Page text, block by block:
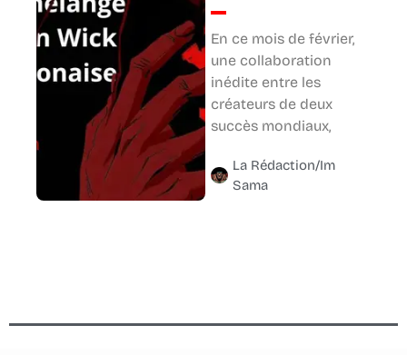
En ce mois de février,
une collaboration
inédite entre les
créateurs de deux
succès mondiaux,
La Rédaction/Im
Sama